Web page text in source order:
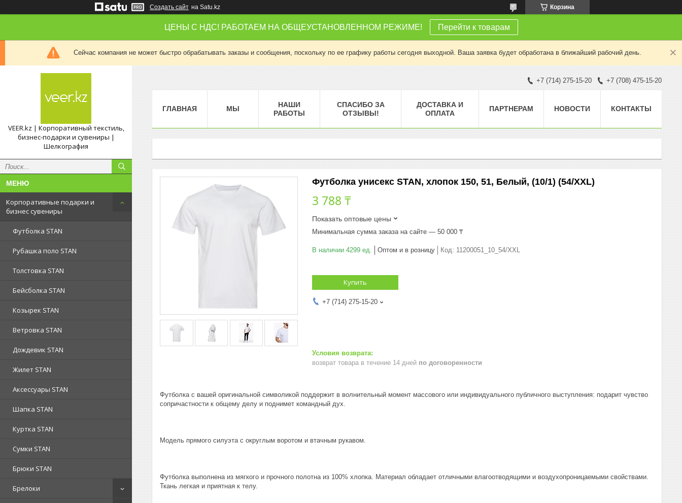
Создать сайт на Satu.kz Корзина
ЦЕНЫ С НДС! РАБОТАЕМ НА ОБЩЕУСТАНОВЛЕННОМ РЕЖИМЕ! Перейти к товарам
Сейчас компания не может быстро обрабатывать заказы и сообщения, поскольку по ее графику работы сегодня выходной. Ваша заявка будет обработана в ближайший рабочий день.
VEER.kz | Корпоративный текстиль,
бизнес-подарки и сувениры |
Шелкография
Корпоративные подарки и
бизнес сувениры
Футболка STAN
Рубашка поло STAN
Толстовка STAN
Бейсболка STAN
Козырек STAN
Ветровка STAN
Дождевик STAN
Жилет STAN
Аксессуары STAN
Шапка STAN
Куртка STAN
Сумки STAN
Брюки STAN
Брелоки
+7 (714) 275-15-20 +7 (708) 475-15-20
ГЛАВНАЯ МЫ
НАШИ
РАБОТЫ
СПАСИБО ЗА
ОТЗЫВЫ!
ДОСТАВКА И
ОПЛАТА
ПАРТНЕРАМ НОВОСТИ КОНТАКТЫ
Футболка унисекс STAN, хлопок 150, 51, Белый, (10/1) (54/XXL)
3 788 ₸
Показать оптовые цены
Минимальная сумма заказа на сайте — 50 000 ₸
В наличии 4299 ед. Оптом и в розницу Код: 11200051_10_54/XXL
Купить
+7 (714) 275-15-20
возврат товара в течение 14 дней по договоренности
Футболка с вашей оригинальной символикой поддержит в волнительный момент массового или индивидуального публичного выступления: подарит чувство
сопричастности к общему делу и поднимет командный дух.
Модель прямого силуэта с округлым воротом и втачным рукавом.
Футболка выполнена из мягкого и прочного полотна из 100% хлопка. Материал обладает отличными влагоотводящими и воздухопроницаемыми свойствами.
Ткань легкая и приятная к телу.